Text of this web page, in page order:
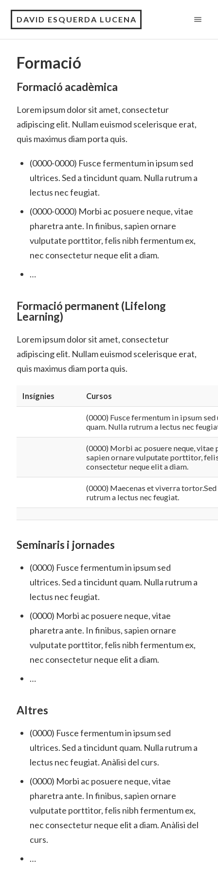
DAVID ESQUERDA LUCENA
Formació
Formació acadèmica
Lorem ipsum dolor sit amet, consectetur
adipiscing elit. Nullam euismod scelerisque erat,
quis maximus diam porta quis.
(0000-0000) Fusce fermentum in ipsum sed
ultrices. Sed a tincidunt quam. Nulla rutrum a
lectus nec feugiat.
(0000-0000) Morbi ac posuere neque, vitae
pharetra ante. In finibus, sapien ornare
vulputate porttitor, felis nibh fermentum ex,
nec consectetur neque elit a diam.
…
Formació permanent (Lifelong
Learning)
Lorem ipsum dolor sit amet, consectetur
adipiscing elit. Nullam euismod scelerisque erat,
quis maximus diam porta quis.
Insígnies Cursos
(0000) Fusce fermentum in ipsum
quam. Nulla rutrum a lectus nec
(0000) Morbi ac posuere neque, vitae
sapien ornare vulputate porttitor,
consectetur neque elit a diam.
(0000) Maecenas et viverra
rutrum a lectus nec feugiat.
Seminaris i jornades
(0000) Fusce fermentum in ipsum sed
ultrices. Sed a tincidunt quam. Nulla rutrum a
lectus nec feugiat.
(0000) Morbi ac posuere neque, vitae
pharetra ante. In finibus, sapien ornare
vulputate porttitor, felis nibh fermentum ex,
nec consectetur neque elit a diam.
…
Altres
(0000) Fusce fermentum in ipsum sed
ultrices. Sed a tincidunt quam. Nulla rutrum a
lectus nec feugiat. Anàlisi del curs.
(0000) Morbi ac posuere neque, vitae
pharetra ante. In finibus, sapien ornare
vulputate porttitor, felis nibh fermentum ex,
nec consectetur neque elit a diam. Anàlisi del
curs.
…